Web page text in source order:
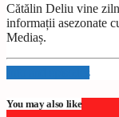
Cătălin Deliu vine
informații asezonate
Mediaș.
Info and episodes
You may also like